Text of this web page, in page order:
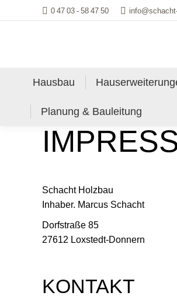
0 47 03 - 58 47 50
Hausbau
Planung & Bauleitung
Schacht Holzbau
Inhaber. Marcus Schacht
Dorfstraße 85
27612 Loxstedt-Donnern
KONTAKT